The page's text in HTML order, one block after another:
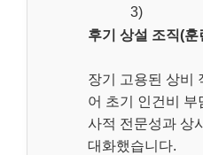
3)
후기 상설 조직(훈
장기 고용된 상비
어 초기 인건비 부
사적 전문성과 상
대화했습니다.